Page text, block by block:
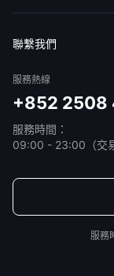
聯繫我們
服務熱線
+852 2508
服務時間：
09:00 - 23:00（交
服務